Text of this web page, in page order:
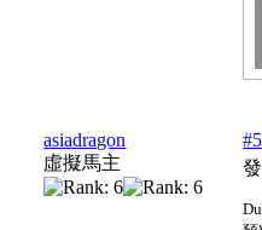
asiadragon
虛擬馬主
#5